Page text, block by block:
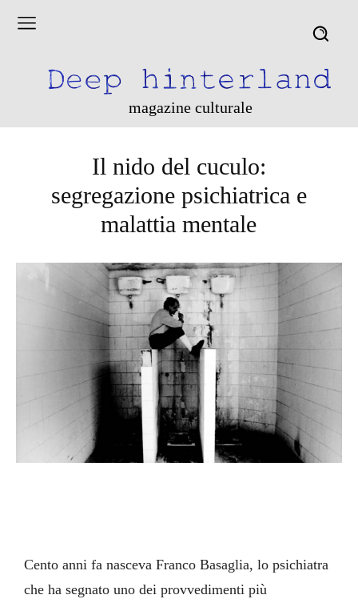
magazine culturale
Il nido del cuculo:
segregazione psichiatrica e
malattia mentale
Cento anni fa nasceva Franco Basaglia, lo psichiatra
che ha segnato uno dei provvedimenti più